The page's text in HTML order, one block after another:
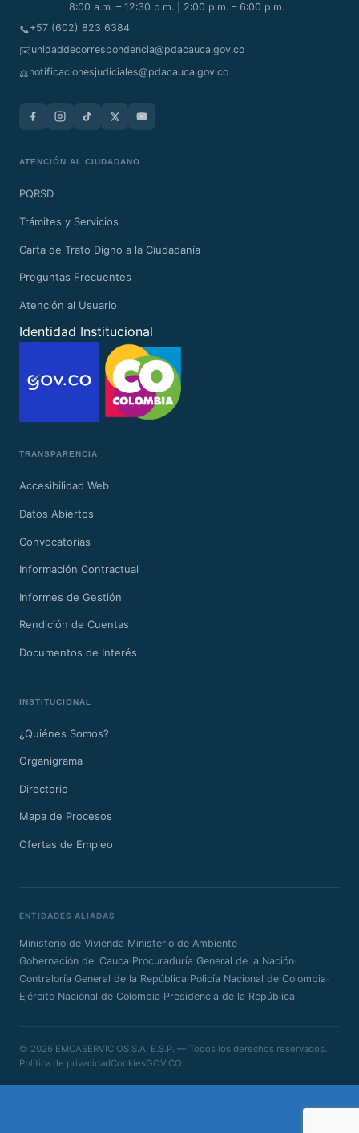
8:00 a.m. – 12:30 p.m. | 2:00 p.m. – 6:00 p.m.
📞+57 (602) 823 6384
✉️unidaddecorrespondencia@pdacauca.gov.co
⚖️notificacionesjudiciales@pdacauca.gov.co
ATENCIÓN AL CIUDADANO
PQRSD
Trámites y Servicios
Carta de Trato Digno a la Ciudadanía
Preguntas Frecuentes
Atención al Usuario
Identidad Institucional
TRANSPARENCIA
Accesibilidad Web
Datos Abiertos
Convocatorias
Información Contractual
Informes de Gestión
Rendición de Cuentas
Documentos de Interés
INSTITUCIONAL
¿Quiénes Somos?
Organigrama
Directorio
Mapa de Procesos
Ofertas de Empleo
ENTIDADES ALIADAS
Ministerio de Vivienda·Ministerio de Ambiente·
Gobernación del Cauca·Procuraduría General de la Nación·
Contraloría General de la República·Policía Nacional de Colombia·
Ejército Nacional de Colombia·Presidencia de la República
© 2026 EMCASERVICIOS S.A. E.S.P. — Todos los derechos reservados.
Política de privacidadCookiesGOV.CO